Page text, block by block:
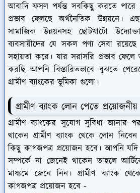
আবাদি ফসল পর্যন্ত সবকিছু করতে পারে
প্রভাব ফেলছে অর্থনৈতিক উন্নয়নে।
সামাজিক উন্নয়নসহ ছোটখাটো
ব্যবসায়ীদের যে সকল পণ্য সেবা
সহায়তা করে। যার সরাসরি প্রভাব ফেলে
করছি আপনি বিস্তারিতভাবে বুঝতে
গ্রামীণ ব্যাংকের ভূমিকা গুলো।
গ্রামীণ ব্যাংক লোন পেতে
গ্রামীণ ব্যাংকের সুযোগ সুবিধা জানার
থাকেন গ্রামীণ ব্যাংক থেকে লোন
কিছু কাগজপত্র প্রয়োজন হবে। আপনি
সম্পর্কে না জেনেই থাকেন তাহলে
মাধ্যমে জেনে নিন। গ্রামীণ ব্যাংক
কাগজপত্র প্রয়োজন হবে -